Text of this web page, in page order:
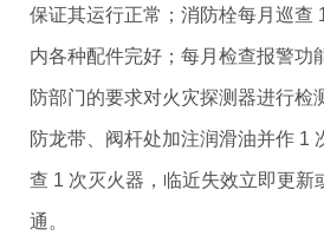
保证其运行正常；消防栓每月巡查
内各种配件完好；每月检查报警功
防部门的要求对火灾探测器进行检
防龙带、阀杆处加注润滑油并作 1
查 1 次灭火器，临近失效立即更新
通。